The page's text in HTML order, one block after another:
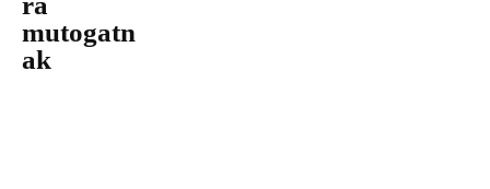
mutogatn
ak